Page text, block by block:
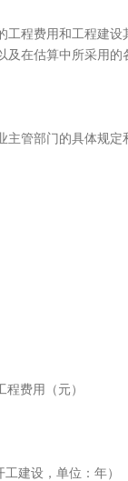
程费用和工程建设
及在估算中所采用
管部门的具体规定
费用（元）
设，单位：年）